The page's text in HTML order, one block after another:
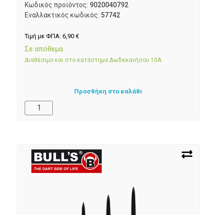
Κωδικός προϊόντος: 9020040792
Εναλλακτικός κωδικός: 57742
Τιμή με ΦΠΑ: 6,90 €
Σε απόθεμα
Διαθέσιμο και στο κατάστημα Δωδεκανήσου 10Α
Προσθήκη στο καλάθι